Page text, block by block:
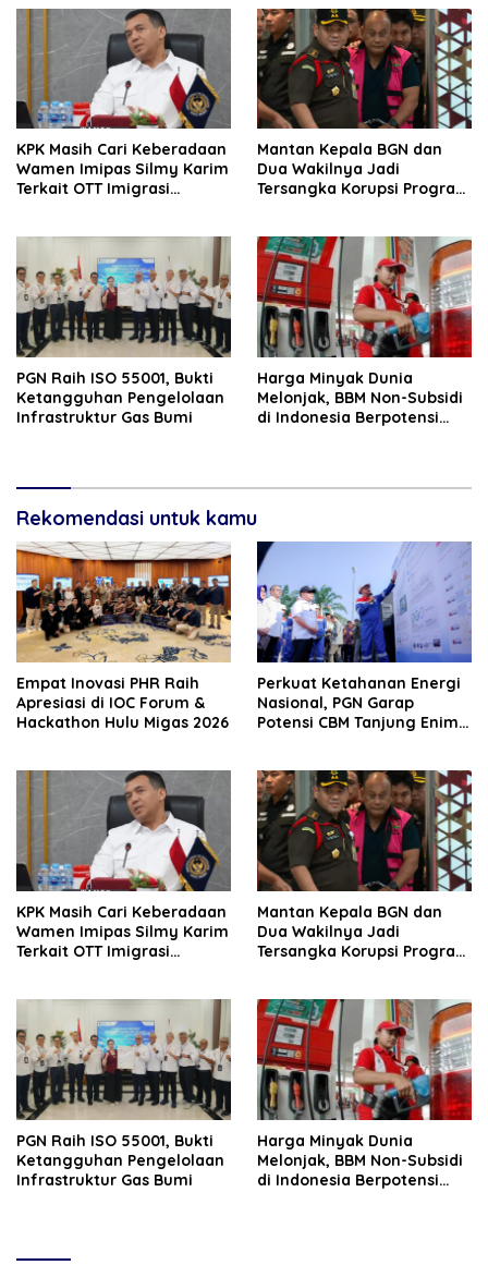
KPK Masih Cari Keberadaan
Wamen Imipas Silmy Karim
Terkait OTT Imigrasi
Mantan Kepala BGN dan
Dua Wakilnya Jadi
Tersangka Korupsi Program
PGN Raih ISO 55001, Bukti
Ketangguhan Pengelolaan
Infrastruktur Gas Bumi
Harga Minyak Dunia
Melonjak, BBM Non-Subsidi
di Indonesia Berpotensi
Rekomendasi untuk kamu
‎Empat Inovasi PHR Raih
Apresiasi di IOC Forum &
Hackathon Hulu Migas 2026
Perkuat Ketahanan Energi
Nasional, PGN Garap
Potensi CBM Tanjung Enim
KPK Masih Cari Keberadaan
Wamen Imipas Silmy Karim
Terkait OTT Imigrasi
Mantan Kepala BGN dan
Dua Wakilnya Jadi
Tersangka Korupsi Program
PGN Raih ISO 55001, Bukti
Ketangguhan Pengelolaan
Infrastruktur Gas Bumi
Harga Minyak Dunia
Melonjak, BBM Non-Subsidi
di Indonesia Berpotensi